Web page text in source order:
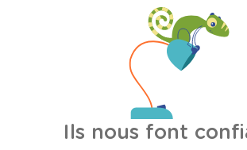
Ils nous font